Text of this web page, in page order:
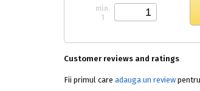
min.
1
Customer reviews and ratings
Fii primul care adauga un review